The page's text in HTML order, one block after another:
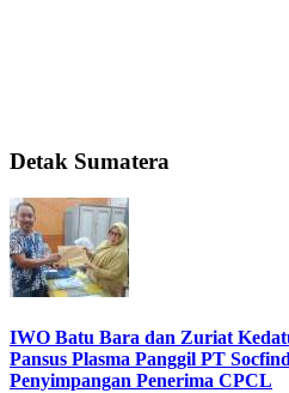
Detak Sumatera
IWO Batu Bara dan Zuriat
Pansus Plasma Panggil PT
Penyimpangan Penerima CPCL